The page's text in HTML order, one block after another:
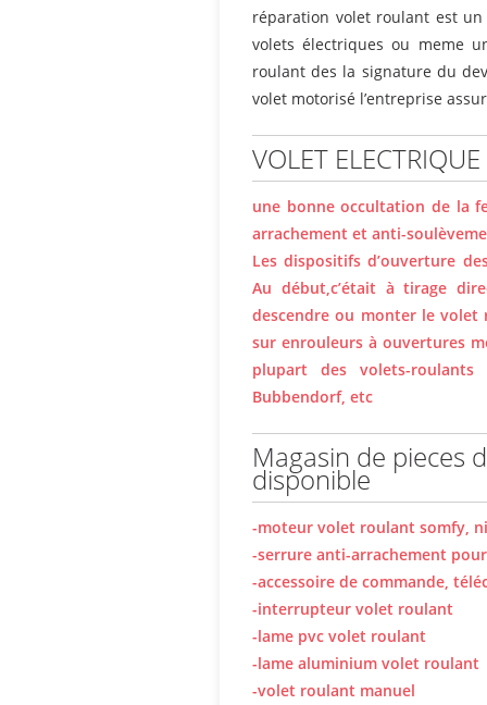
réparation volet roulant est
volets électriques ou meme
roulant des la signature du
volet motorisé l’entreprise
VOLET ELECTRIQUE
une bonne occultation de la
arrachement et anti-
Les dispositifs d’ouverture
Au début,c’était à tirage
descendre ou monter le
sur enrouleurs à ouvertures
plupart des volets-
Bubbendorf, etc
Magasin de pieces
disponible
-moteur volet roulant somfy,
-serrure anti-arrachement
-accessoire de commande,
-interrupteur volet roulant
-lame pvc volet roulant
-lame aluminium volet roulant
-volet roulant manuel